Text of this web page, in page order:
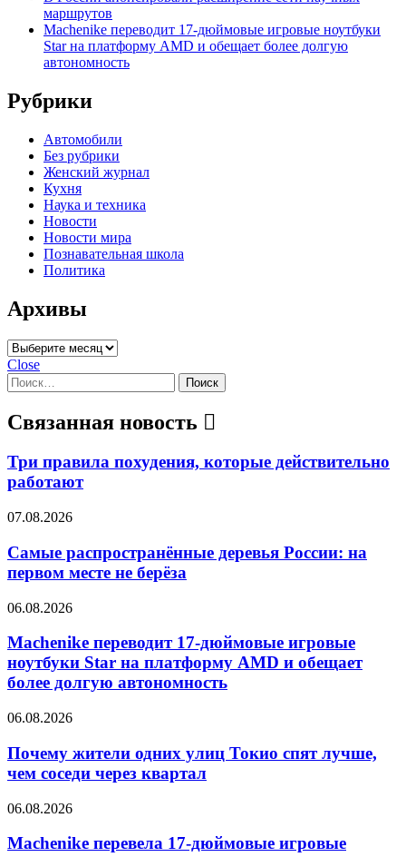
маршрутов
Machenike переводит 17-дюймовые игровые ноутбуки
Star на платформу AMD и обещает более долгую
автономность
Рубрики
Автомобили
Без рубрики
Женский журнал
Кухня
Наука и техника
Новости
Новости мира
Познавательная школа
Политика
Архивы
Архивы
Close
Найти:
Связанная новость
Три правила похудения, которые действительно
работают
07.08.2026
Самые распространённые деревья России: на
первом месте не берёза
06.08.2026
Machenike переводит 17-дюймовые игровые
ноутбуки Star на платформу AMD и обещает
более долгую автономность
06.08.2026
Почему жители одних улиц Токио спят лучше,
чем соседи через квартал
06.08.2026
Machenike перевела 17-дюймовые игровые